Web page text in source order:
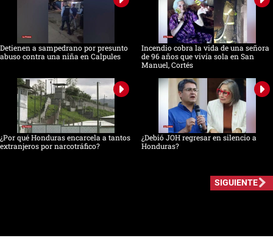
Detienen a sampedrano por presunto
abuso contra una niña en Calpules
Incendio cobra la vida de una señora
de 96 años que vivía sola en San
Manuel, Cortés
¿Por qué Honduras encarcela a tantos
extranjeros por narcotráfico?
¿Debió JOH regresar en silencio a
Honduras?
SIGUIENTE